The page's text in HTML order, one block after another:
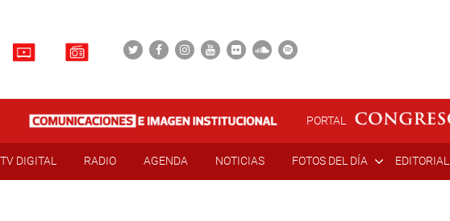
PORTAL
TV DIGITAL RADIO AGENDA NOTICIAS FOTOS DEL DÍA EDITORIAL